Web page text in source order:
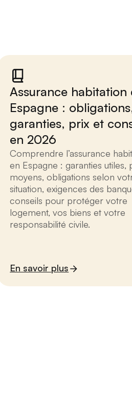
Assurance habitation
Espagne :
garanties, prix et
en 2026
Comprendre l’assurance
en Espagne : garanties utiles,
moyens, obligations selon
situation, exigences des
conseils pour protéger votre
logement, vos biens et votre
responsabilité civile.
En savoir plus